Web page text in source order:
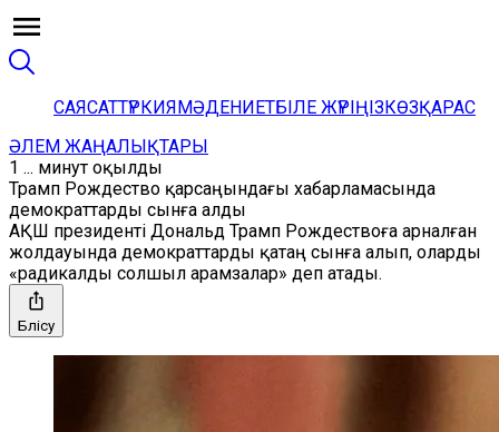
САЯСАТТҮРКИЯМӘДЕНИЕТБІЛЕ ЖҮРІҢІЗКӨЗҚАРАС
ӘЛЕМ ЖАҢАЛЫҚТАРЫ
1 ... минут оқылды
Трамп Рождество қарсаңындағы хабарламасында
демократтарды сынға алды
АҚШ президенті Дональд Трамп Рождествоға арналған
жолдауында демократтарды қатаң сынға алып, оларды
«радикалды солшыл арамзалар» деп атады.
Бөлісу